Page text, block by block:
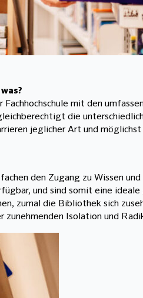
mit den
die
jeglicher Art und
den Zugang zu Wissen
und sind somit eine
zumal die Bibliothek sich
Isolation und